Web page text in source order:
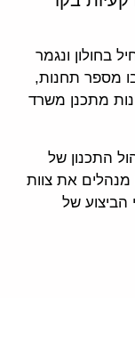
בחולון ונגמר
מספר תחנות,
מתכנן משרד
התכנון של
מנהלים את צוות
הביצוע של